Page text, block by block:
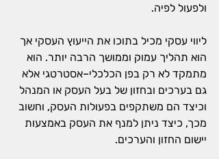
ולפעול לפיה.
ליווי עסקי מכיל בתוכו את הייעוץ העסקי אך
הוא תהליך עמוק וממושך הרבה יותר. הוא
מתמקד לא רק בפן הכלכלי–אסטרטגי אלא
גם בערכים ובחזון של בעל העסק או המנהל
וכיצד הם משתקפים בפעולות העסק, וחשוב
מכך, כיצד ניתן למנף את העסק באמצעות
יישום החזון והערכים.